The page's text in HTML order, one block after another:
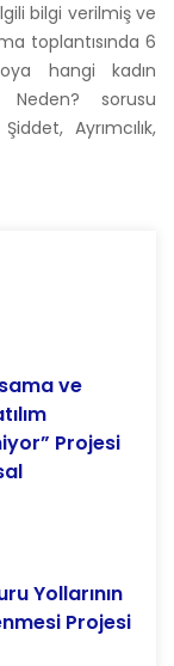
bilgi verilmiş ve
toplantısında 6
hangi kadın
sorusu
Ayrımcılık,
ve
Projesi
Yollarının
Projesi